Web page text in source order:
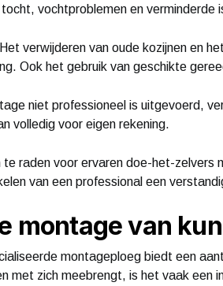
vochtproblemen en verminderde
verwijderen van oude kozijnen en
Ook het gebruik van geschikte
niet professioneel is uitgevoerd,
volledig voor eigen rekening.
te raden voor ervaren doe-het-zelvers
van een professional een
montage van
montageploeg biedt een
met zich meebrengt, is het vaak een